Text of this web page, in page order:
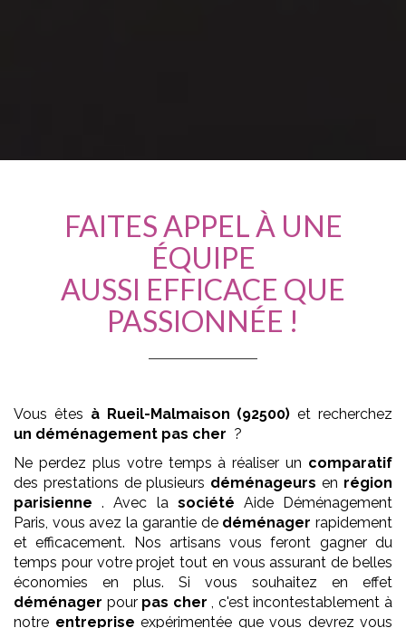
FAITES APPEL À UNE
ÉQUIPE
AUSSI EFFICACE QUE
PASSIONNÉE !
Vous êtes à Rueil-Malmaison (92500) et recherchez
un déménagement pas cher ?
Ne perdez plus votre temps à réaliser un comparatif
des prestations de plusieurs déménageurs en région
parisienne . Avec la société Aide Déménagement
Paris, vous avez la garantie de déménager rapidement
et efficacement. Nos artisans vous feront gagner du
temps pour votre projet tout en vous assurant de belles
économies en plus. Si vous souhaitez en effet
déménager pour pas cher , c'est incontestablement à
notre entreprise expérimentée que vous devrez vous